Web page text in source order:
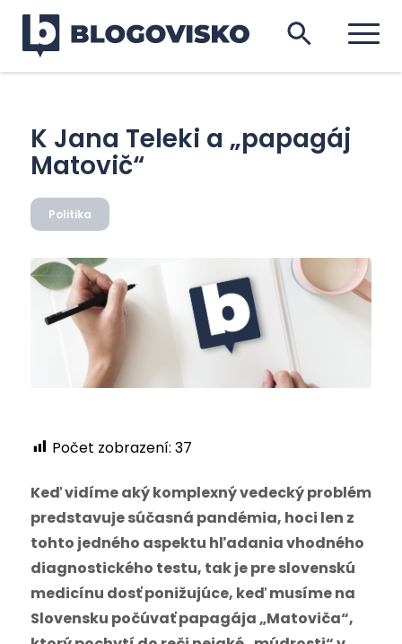
K Jana Teleki a „papagáj
Matovič“
Politika
Počet zobrazení: 37
Keď vidíme aký komplexný vedecký problém
predstavuje súčasná pandémia, hoci len z
tohto jedného aspektu hľadania vhodného
diagnostického testu, tak je pre slovenskú
medicínu dosť ponižujúce, keď musíme na
Slovensku počúvať papagája „Matoviča“,